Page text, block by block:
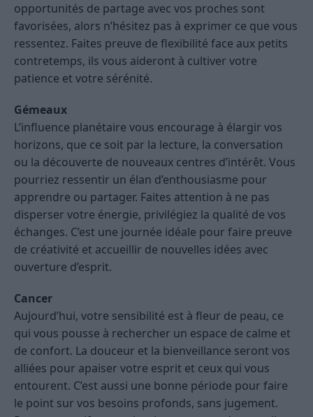
opportunités de partage avec vos proches sont
favorisées, alors n’hésitez pas à exprimer ce que vous
ressentez. Faites preuve de flexibilité face aux petits
contretemps, ils vous aideront à cultiver votre
patience et votre sérénité.
Gémeaux
L’influence planétaire vous encourage à élargir vos
horizons, que ce soit par la lecture, la conversation
ou la découverte de nouveaux centres d’intérêt. Vous
pourriez ressentir un élan d’enthousiasme pour
apprendre ou partager. Faites attention à ne pas
disperser votre énergie, privilégiez la qualité de vos
échanges. C’est une journée idéale pour faire preuve
de créativité et accueillir de nouvelles idées avec
ouverture d’esprit.
Cancer
Aujourd’hui, votre sensibilité est à fleur de peau, ce
qui vous pousse à rechercher un espace de calme et
de confort. La douceur et la bienveillance seront vos
alliées pour apaiser votre esprit et ceux qui vous
entourent. C’est aussi une bonne période pour faire
le point sur vos besoins profonds, sans jugement.